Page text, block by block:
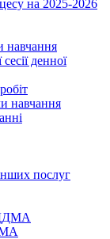
на 2025-2026
навчання
денної
навчання
послуг
ДДМА